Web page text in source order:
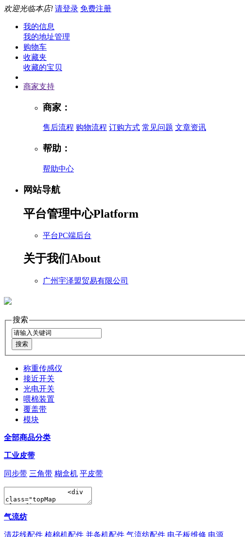
欢迎光临本店! 请登录 免费注册
我的信息
我的地址管理
购物车
收藏夹
收藏的宝贝
商家支持
商家：
售后流程 购物流程 订购方式 常见问题 文章资讯
帮助：
帮助中心
网站导航
平台管理中心Platform
平台PC端后台
关于我们About
广州宇泽盟贸易有限公司
搜索
称重传感仪
接近开关
光电开关
喂棉装置
覆盖带
模块
全部商品分类
工业皮带
同步带 三角带 糊盒机 平皮带
气流纺
清花线配件 梳棉机配件 并条机配件 气流纺配件 电子板维修 电源